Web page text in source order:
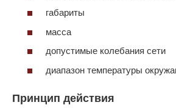
габариты
масса
допустимые колебания сети
диапазон температуры
Принцип действия